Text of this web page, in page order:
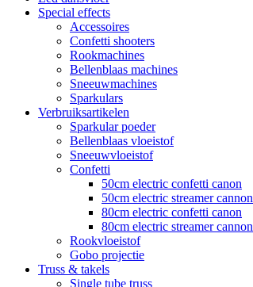
Special effects
Accessoires
Confetti shooters
Rookmachines
Bellenblaas machines
Sneeuwmachines
Sparkulars
Verbruiksartikelen
Sparkular poeder
Bellenblaas vloeistof
Sneeuwvloeistof
Confetti
50cm electric confetti canon
50cm electric streamer cannon
80cm electric confetti canon
80cm electric streamer cannon
Rookvloeistof
Gobo projectie
Truss & takels
Single tube truss